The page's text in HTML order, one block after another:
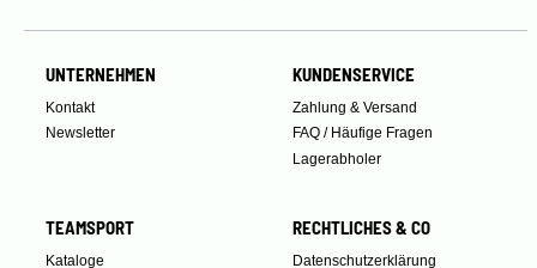
UNTERNEHMEN
Kontakt
Newsletter
KUNDENSERVICE
Zahlung & Versand
FAQ / Häufige Fragen
Lagerabholer
TEAMSPORT
Kataloge
RECHTLICHES & CO
Datenschutzerklärung